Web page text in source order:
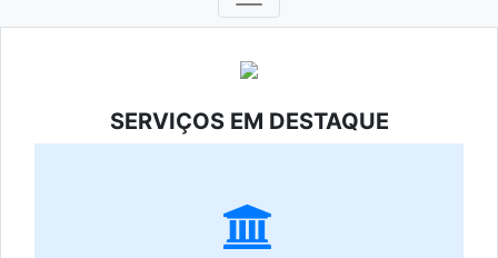
SERVIÇOS EM DESTAQUE